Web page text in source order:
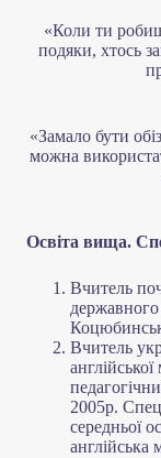
«Коли ти
подяки, хтось
«Замало бути
можна
Освіта вища.
Вчитель
державного
Вчитель
2005р.
середньої
англійська